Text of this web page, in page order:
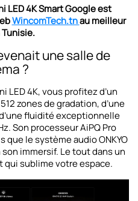
LED 4K Smart Google est
WincomTech.tnau meilleur
une salle de
?
LED 4K, vous profitez d’un
zones de gradation, d’une
fluidité exceptionnelle
Son processeur AiPQ Pro
le système audio ONKYO
immersif. Le tout dans un
sublime votre espace.